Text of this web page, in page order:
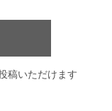
稿いただけます